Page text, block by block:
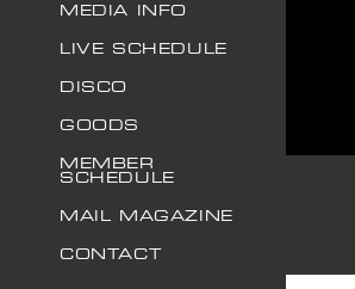
MEDIA INFO
LIVE SCHEDULE
DISCO
GOODS
MEMBER
SCHEDULE
MAIL MAGAZINE
CONTACT